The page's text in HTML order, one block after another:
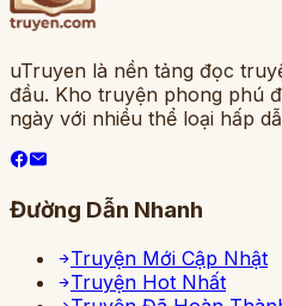
uTruyen là nền tảng đọc
đầu. Kho truyện phong phú
ngày với nhiều thể loại hấp
Đường Dẫn Nhanh
Truyện Mới Cập Nhật
Truyện Hot Nhất